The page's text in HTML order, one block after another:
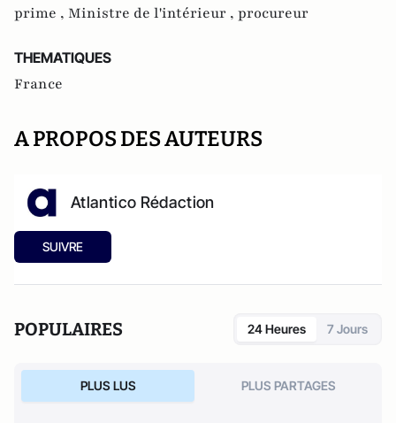
prime , Ministre de l'intérieur , procureur
THEMATIQUES
France
A PROPOS DES AUTEURS
Atlantico Rédaction
SUIVRE
POPULAIRES 24 Heures 7 Jours
PLUS LUS PLUS PARTAGES